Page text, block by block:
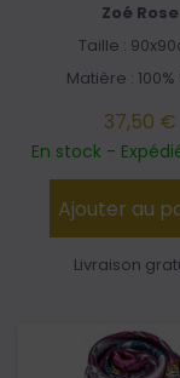
Zoé Rose
Taille :
Matière :
37,50 €
En stock -
Ajouter au
Livraison